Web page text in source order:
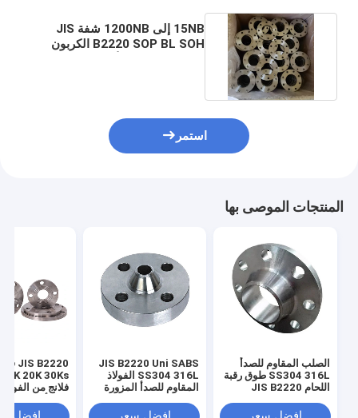
15NB إلى 1200NB شفة JIS
B2220 SOP BL SOH الكربون
استمر
المنتجات الموصى بها
الصلب المقاوم للصدأ
SS304 316L طوق رقبة
اللحام JIS B2220
JIS B2220 Uni SABS
SS304 316L الفولاذ
المقاوم للصدأ المزورة
20K 30Ks
فلانج من